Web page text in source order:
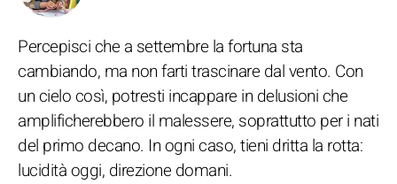
Percepisci che a settembre la fortuna sta
cambiando, ma non farti trascinare dal vento. Con
un cielo così, potresti incappare in delusioni che
amplificherebbero il malessere, soprattutto per i nati
del primo decano. In ogni caso, tieni dritta la rotta:
lucidità oggi, direzione domani.